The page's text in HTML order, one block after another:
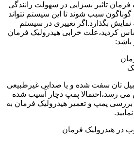
تاثیر بسزایی در سهولت رانندگی
سبب شوند تا این سیستم نتواند
نمایش بگذارد.اگر تغییری در سیستم
کردید،علت خرابی هیدرولیک فرمان
باشد:
تان سفت شده و یا صدایی غیرطبیعی
می رسد،احتمالا پمپ دچار آسیب شده
پمپ و تعمیر هیدرولیک فرمان به
در هیدرولیک فرمان